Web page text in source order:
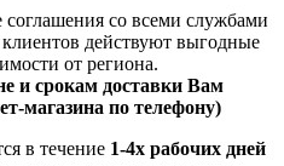
со всеми службами
действуют выгодные
от региона.
и срокам доставки Вам
магазина по телефону)
в течение 1-4х рабочих дней